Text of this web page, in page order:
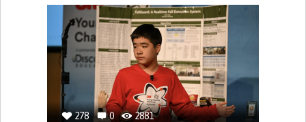
GENERAL AND FAMILY MEDICINE
AGING
CAREGIVER SUPPORT
UNITED STATES
278 0 2881